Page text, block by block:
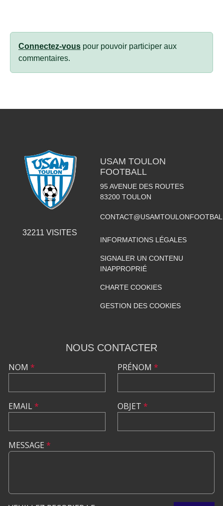
Connectez-vous pour pouvoir participer aux
commentaires.
32211 VISITES
USAM TOULON
FOOTBALL
95 AVENUE DES ROUTES
83200 TOULON
INFORMATIONS LÉGALES
SIGNALER UN CONTENU
INAPPROPRIÉ
CHARTE COOKIES
GESTION DES COOKIES
NOUS CONTACTER
NOM *
EMAIL*
PRÉNOM *
OBJET *
MESSAGE *